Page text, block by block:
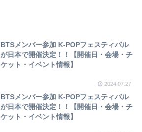
BTSメンバー参加 K-POPフェスティバル
が日本で開催決定！！【開催日・会場・チ
ケット・イベント情報】
2024.07.27
BTSメンバー参加 K-POPフェスティバル
が日本で開催決定！！【開催日・会場・チ
ケット・イベント情報】